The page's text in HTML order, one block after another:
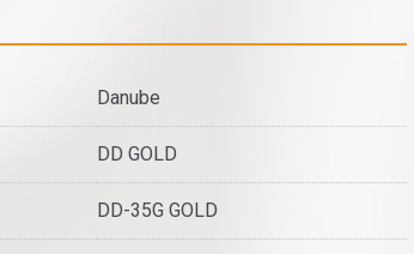
Danube
DD GOLD
DD-35G GOLD